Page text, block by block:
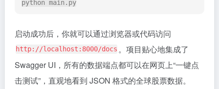
启动成功后，你就可以通过浏览器或代码访问
http://localhost:8000/docs 。项目贴心地集成了
Swagger UI，所有的数据端点都可以在网页上“一键点
击测试”，直观地看到 JSON 格式的全球股票数据。